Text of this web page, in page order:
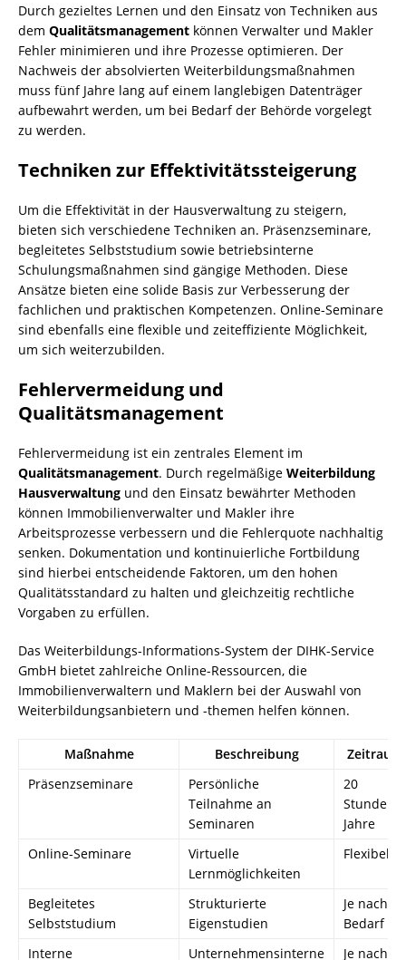
Durch gezieltes Lernen und den Einsatz von Techniken aus
dem Qualitätsmanagement können Verwalter und Makler
Fehler minimieren und ihre Prozesse optimieren. Der
Nachweis der absolvierten Weiterbildungsmaßnahmen
muss fünf Jahre lang auf einem langlebigen Datenträger
aufbewahrt werden, um bei Bedarf der Behörde vorgelegt
zu werden.
Techniken zur Effektivitätssteigerung
Um die Effektivität in der Hausverwaltung zu steigern,
bieten sich verschiedene Techniken an. Präsenzseminare,
begleitetes Selbststudium sowie betriebsinterne
Schulungsmaßnahmen sind gängige Methoden. Diese
Ansätze bieten eine solide Basis zur Verbesserung der
fachlichen und praktischen Kompetenzen. Online-Seminare
sind ebenfalls eine flexible und zeiteffiziente Möglichkeit,
um sich weiterzubilden.
Fehlervermeidung und
Qualitätsmanagement
Fehlervermeidung ist ein zentrales Element im
Qualitätsmanagement. Durch regelmäßige Weiterbildung
Hausverwaltung und den Einsatz bewährter Methoden
können Immobilienverwalter und Makler ihre
Arbeitsprozesse verbessern und die Fehlerquote nachhaltig
senken. Dokumentation und kontinuierliche Fortbildung
sind hierbei entscheidende Faktoren, um den hohen
Qualitätsstandard zu halten und gleichzeitig rechtliche
Vorgaben zu erfüllen.
Das Weiterbildungs-Informations-System der DIHK-Service
GmbH bietet zahlreiche Online-Ressourcen, die
Immobilienverwaltern und Maklern bei der Auswahl von
Weiterbildungsanbietern und -themen helfen können.
Maßnahme Beschreibung
Zeitraum
Präsenzseminare
Persönliche
Teilnahme an
Seminaren
20
Stunden/3
Jahre
Online-Seminare
Virtuelle
Lernmöglichkeiten
Flexibel
Begleitetes
Selbststudium
Strukturierte
Eigenstudien
Je nach
Bedarf
Interne
Unternehmensinterne Je nach